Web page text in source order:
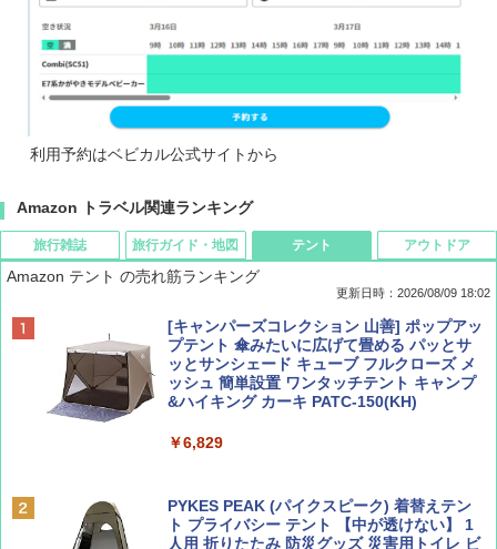
利用予約はベビカル公式サイトから
Amazon トラベル関連ランキング
旅行雑誌
BE-PAL(ビ-パル) 2026年 9 月号【特別付録:
SOTO ミニマル"旅"財布 ランダム2種】
￥1,500
￥713
旅行ガイド・地図
地球の歩き方 スター・ウォーズ
￥2,695
￥2,079
テント
Amazon テント の売れ筋ランキング
更新日時：2026/08/09 18:02
[キャンパーズコレクション 山善] ポップアッ
プテント 傘みたいに広げて畳める パッとサ
ッとサンシェード キューブ フルクローズ メ
ッシュ 簡単設置 ワンタッチテント キャンプ
&ハイキング カーキ PATC-150(KH)
￥6,829
PYKES PEAK (パイクスピーク) 着替えテン
ト プライバシー テント 【中が透けない】 1
人用 折りたたみ 防災グッズ 災害用トイレ ビ
アウトドア